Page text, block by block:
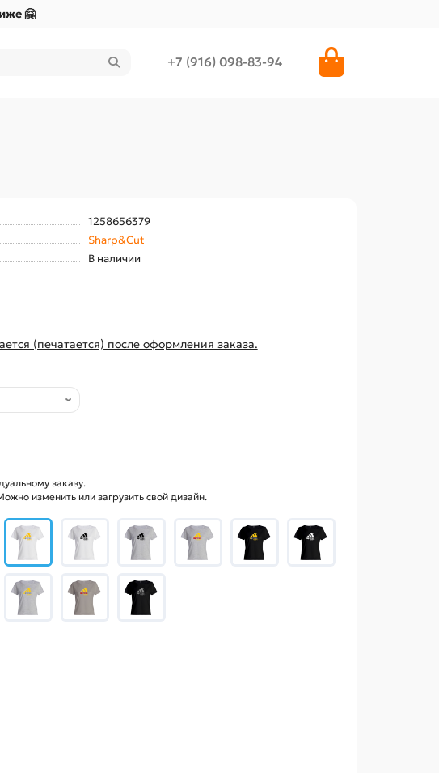
🤗
+7 (916) 098-83-94
1258656379
Sharp&Cut
В наличии
(печатается) после оформления заказа.
заказу.
изменить или загрузить свой дизайн.